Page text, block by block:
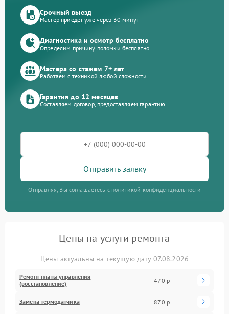
Срочный выезд
Мастер приедет уже через 30 минут
Диагностика и осмотр бесплатно
Определим причину поломки бесплатно
Мастера со стажем 7+ лет
Работаем с техникой любой сложности
Гарантия до 12 месяцев
Составляем договор, предоставляем гарантию
Отправить заявку
Отправляя, Вы соглашаетесь с политикой конфиденциальности
Цены на услуги ремонта
Цены актуальны на текущую дату 07.08.2026
Ремонт платы управления
(восстановление)
470 р
Замена термодатчика 870 р